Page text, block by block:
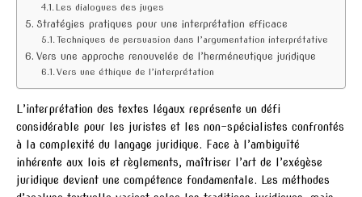
Les dialogues des juges
Stratégies pratiques pour une interprétation efficace
Techniques de persuasion dans l’argumentation interprétative
Vers une approche renouvelée de l’herméneutique juridique
Vers une éthique de l’interprétation
L’interprétation des textes légaux représente un défi
considérable pour les juristes et les non-spécialistes confrontés
à la complexité du langage juridique. Face à l’ambiguïté
inhérente aux lois et règlements, maîtriser l’art de l’exégèse
juridique devient une compétence fondamentale. Les méthodes